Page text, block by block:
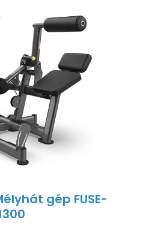
gép FUSE-